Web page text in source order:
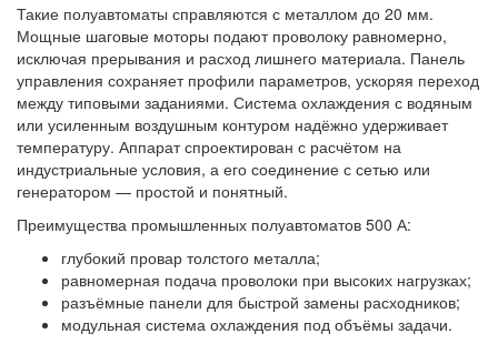
Такие полуавтоматы справляются с металлом до 20 мм.
Мощные шаговые моторы подают проволоку равномерно,
исключая прерывания и расход лишнего материала. Панель
управления сохраняет профили параметров, ускоряя переход
между типовыми заданиями. Система охлаждения с водяным
или усиленным воздушным контуром надёжно удерживает
температуру. Аппарат спроектирован с расчётом на
индустриальные условия, а его соединение с сетью или
генератором — простой и понятный.
Преимущества промышленных полуавтоматов 500 А:
глубокий провар толстого металла;
равномерная подача проволоки при высоких нагрузках;
разъёмные панели для быстрой замены расходников;
модульная система охлаждения под объёмы задачи.